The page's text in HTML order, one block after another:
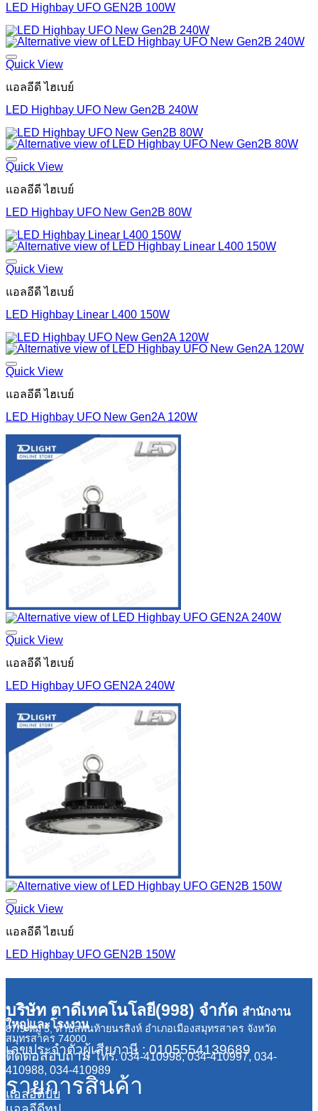
LED Highbay UFO GEN2B 100W
Quick View
แอลอีดี ไฮเบย์
LED Highbay UFO New Gen2B 240W
Quick View
แอลอีดี ไฮเบย์
LED Highbay UFO New Gen2B 80W
Quick View
แอลอีดี ไฮเบย์
LED Highbay Linear L400 150W
Quick View
แอลอีดี ไฮเบย์
LED Highbay UFO New Gen2A 120W
Quick View
แอลอีดี ไฮเบย์
LED Highbay UFO GEN2A 240W
Quick View
แอลอีดี ไฮเบย์
LED Highbay UFO GEN2B 150W
บริษัท ตาดีเทคโนโลยี(998) จำกัด สำนักงาน
ใหญ่และโรงงาน
87/9 หมู่ 5, ตำบลพันท้ายนรสิงห์ อำเภอเมืองสมุทรสาคร จังหวัด
สมุทรสาคร 74000
เลขประจำตัวผู้เสียภาษี : 0105554139689
ติดต่อสอบถามโทร. 034-410998, 034-410997, 034-
410988, 034-410989
รายการสินค้า
แอลอีดีบับ